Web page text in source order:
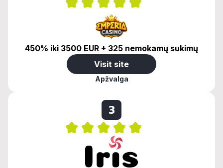
450% iki 3500 EUR + 325 nemokamų sukimų
Visit site
Apžvalga
3